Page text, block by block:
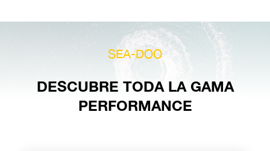
SEA-DOO
DESCUBRE TODA LA GAMA
PERFORMANCE